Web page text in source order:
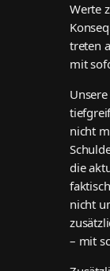
Werte
treten
mit
nicht
die
nicht
– mit